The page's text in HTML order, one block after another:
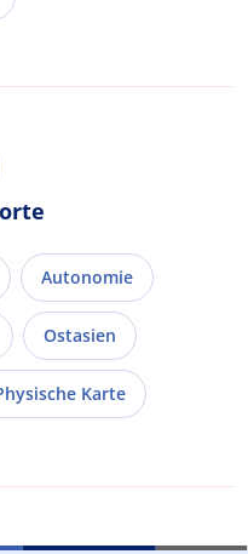
Autonomie
Ostasien
Karte